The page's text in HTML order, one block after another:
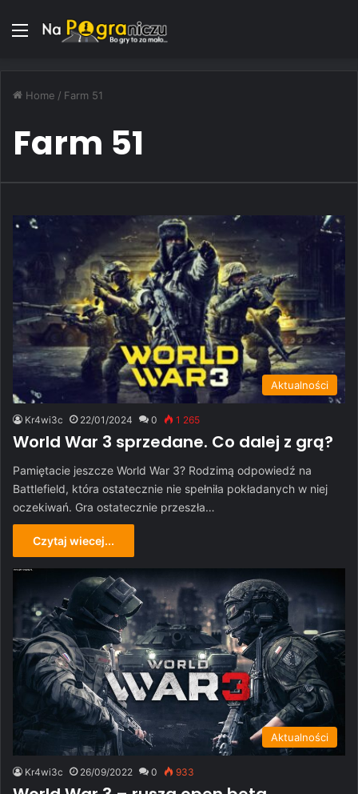
Menu
Home / Farm 51
Farm 51
Aktualności
Kr4wi3c 22/01/2024 0 1 265
World War 3 sprzedane. Co dalej z grą?
Pamiętacie jeszcze World War 3? Rodzimą odpowiedź na
Battlefield, która ostatecznie nie spełniła pokładanych w niej
oczekiwań. Gra ostatecznie przeszła…
Czytaj wiecej...
Aktualności
Kr4wi3c 26/09/2022 0 933